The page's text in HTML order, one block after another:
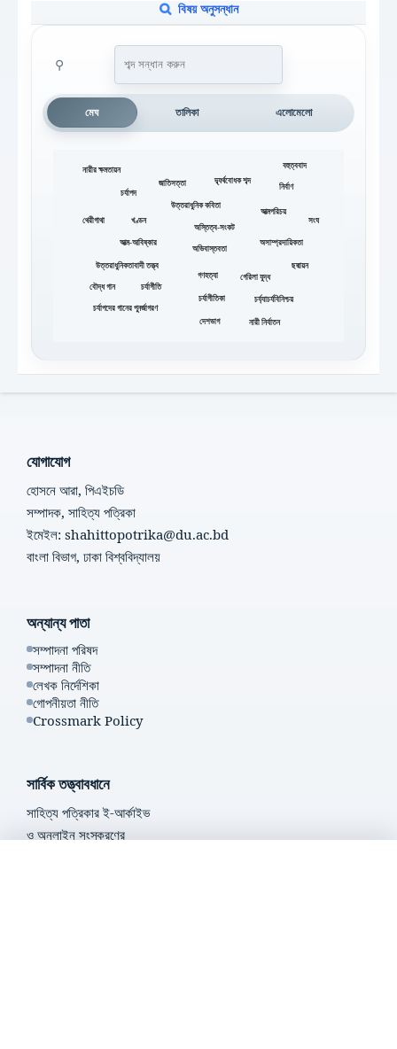
বিষয় অনুসন্ধান
⚲
মেঘ তালিকা এলোমেলো
অভিবাস্তবতা
অসাম্প্রদায়িকতা
অস্তিত্ব-সংকট
আত্ম-আবিষ্কার
আত্মপরিচয়
উত্তরাধুনিক কবিতা
উত্তরাধুনিকতাবাদী তত্ত্ব
খণ্ডন
গণহত্যা গেরিলা যুদ্ধ
চর্যাগীতি
চর্যাগীতিকা
চর্যাপদ
চর্যাপদের গানের পুনর্জাগরণ
চর্য্যাচর্যবিনিশ্চয়
ছদ্মায়ন
জাতিসত্তা
থেরীগাথা
দেশভাগ
দ্ব্যর্থবোধক শব্দ
নারী নির্যাতন
নারীর ক্ষমতায়ন
নির্বাণ
বহুত্ববাদ
বৌদ্ধ গান
সংঘ
যোগাযোগ
হোসনে আরা, পিএইচডি
সম্পাদক, সাহিত্য পত্রিকা
ইমেইল: shahittopotrika@du.ac.bd
বাংলা বিভাগ, ঢাকা বিশ্ববিদ্যালয়
অন্যান্য পাতা
সম্পাদনা পরিষদ
সম্পাদনা নীতি
লেখক নির্দেশিকা
গোপনীয়তা নীতি
Crossmark Policy
সার্বিক তত্ত্বাবধানে
সাহিত্য পত্রিকার ই-আর্কাইভ
ও অনলাইন সংস্করণের